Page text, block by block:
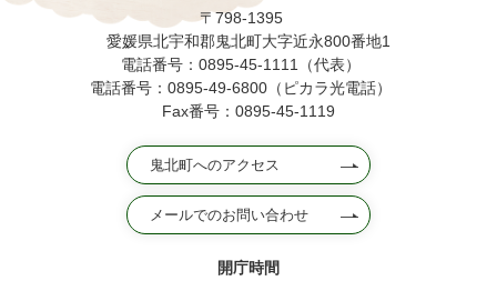
〒798-1395
愛媛県北宇和郡鬼北町大字近永800番地1
電話番号：0895-45-1111（代表）
電話番号：0895-49-6800（ピカラ光電話）
Fax番号：0895-45-1119
鬼北町へのアクセス
メールでのお問い合わせ
開庁時間